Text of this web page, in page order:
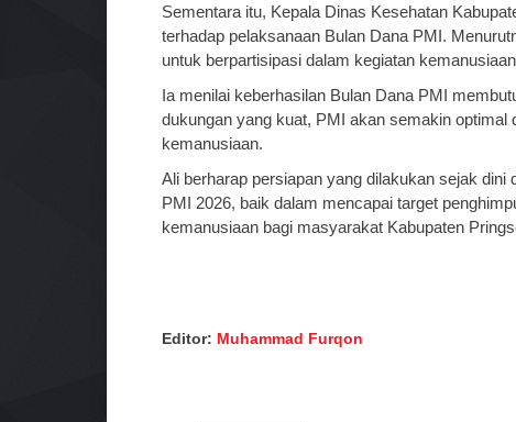
Sementara itu, Kepala Dinas Kesehatan
terhadap pelaksanaan Bulan Dana PMI.
untuk berpartisipasi dalam kegiatan
Ia menilai keberhasilan Bulan Dana PMI
dukungan yang kuat, PMI akan semakin
kemanusiaan.
Ali berharap persiapan yang dilakukan sejak
PMI 2026, baik dalam mencapai target
kemanusiaan bagi masyarakat Kabupaten
Editor: Muhammad Furqon